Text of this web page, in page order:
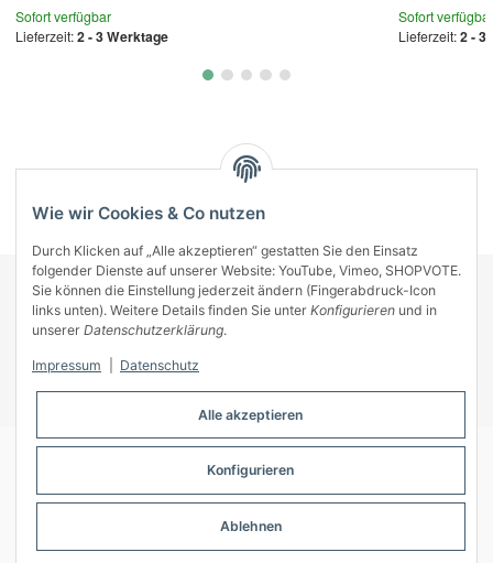
Sofort verfügbar
Lieferzeit:2 - 3 Werktage
Sofort verfügbar
Lieferzeit:2 - 3
KONTAKT
INFORMATIONEN
ZAHLUNGSARTEN
© A-Key
* Alle Preise inkl. gesetzlicher USt., zzgl.Versand
Wie wir Cookies & Co nutzen
Durch Klicken auf „Alle akzeptieren“ gestatten Sie den Einsatz
folgender Dienste auf unserer Website: YouTube, Vimeo, SHOPVOTE.
Sie können die Einstellung jederzeit ändern (Fingerabdruck-Icon
links unten). Weitere Details finden Sie unter Konfigurieren und in
unserer Datenschutzerklärung.
Impressum Datenschutz
Alle akzeptieren
Konfigurieren
Ablehnen